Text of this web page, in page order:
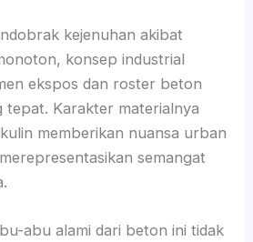
kejenuhan akibat
konsep industrial
ekspos dan roster beton
tepat. Karakter materialnya
memberikan nuansa urban
semangat
abu alami dari beton ini tidak